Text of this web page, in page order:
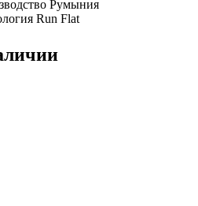
Румыния
Run Flat